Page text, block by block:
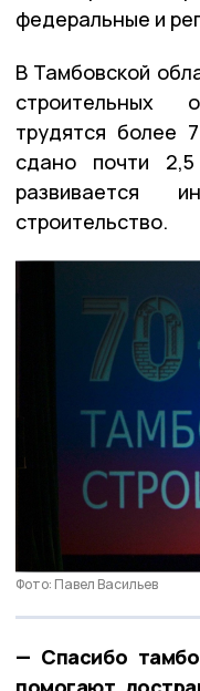
федеральные и
В Тамбовской
строительных
трудятся более
сдано почти
развивается
строительство.
Фото: Павел Васильев
— Спасибо